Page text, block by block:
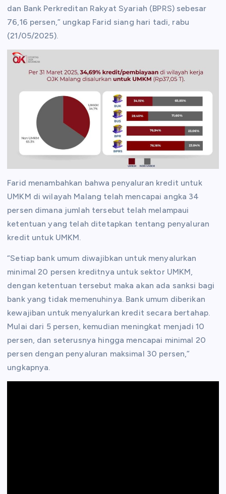
dan Bank Perkreditan Rakyat Syariah (BPRS) sebesar
76,16 persen,” ungkap Farid siang hari tadi, rabu
(21/05/2025).
Farid menambahkan bahwa penyaluran kredit untuk
UMKM di wilayah Malang telah mencapai angka 34
persen dimana jumlah tersebut telah melampaui
ketentuan yang telah ditetapkan tentang penyaluran
kredit untuk UMKM.
“Setiap bank umum diwajibkan untuk menyalurkan
minimal 20 persen kreditnya untuk sektor UMKM,
dengan ketentuan tersebut maka akan ada sanksi bagi
bank yang tidak memenuhinya. Bank umum diberikan
kewajiban untuk menyalurkan kredit secara bertahap.
Mulai dari 5 persen, kemudian meningkat menjadi 10
persen, dan seterusnya hingga mencapai minimal 20
persen dengan penyaluran maksimal 30 persen,”
ungkapnya.